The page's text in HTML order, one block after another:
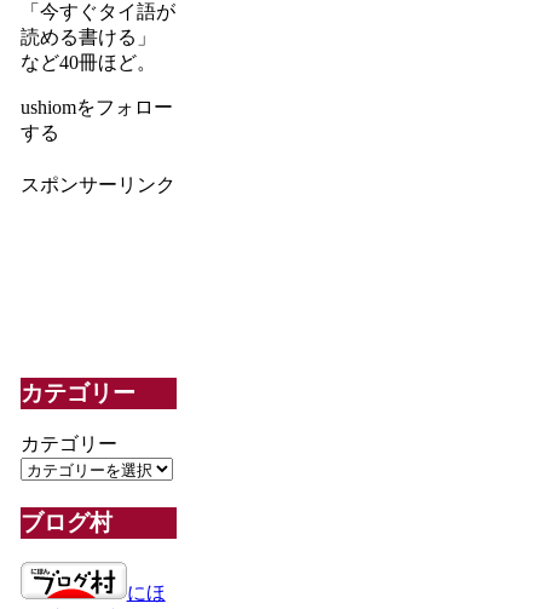
「今すぐタイ語が
読める書ける」
など40冊ほど。
ushiomをフォロー
する
スポンサーリンク
カテゴリー
カテゴリー
ブログ村
にほ